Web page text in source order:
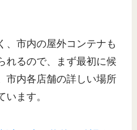
、市内の屋外コンテナも
れるので、まず最初に候
市内各店舗の詳しい場所
ます。